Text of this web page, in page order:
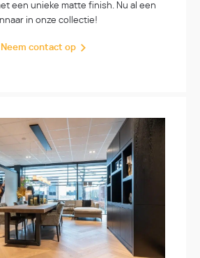
een unieke matte finish. Nu al een
in onze collectie!
Neem contact op